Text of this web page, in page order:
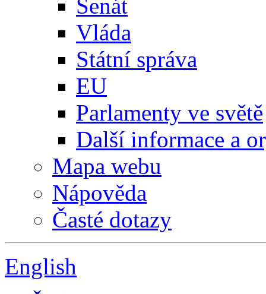
Senát
Vláda
Státní správa
EU
Parlamenty ve světě
Další informace a
Mapa webu
Nápověda
Časté dotazy
English